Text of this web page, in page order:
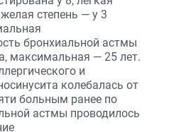
степень — у 3
бронхиальной астмы
максимальная — 25 лет.
и
колебалась от
больным ранее по
астмы проводилось